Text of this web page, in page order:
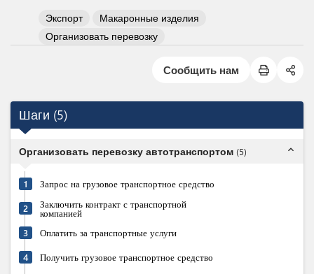
Экспорт
Макаронные изделия
Организовать перевозку
Сообщить нам
Шаги (5)
Организовать перевозку автотранспортом (5) expand_less
1 Запрос на грузовое транспортное средство
2 Заключить контракт с транспортной
компанией
3
Оплатить за транспортные услуги
4 Получить грузовое транспортное средство